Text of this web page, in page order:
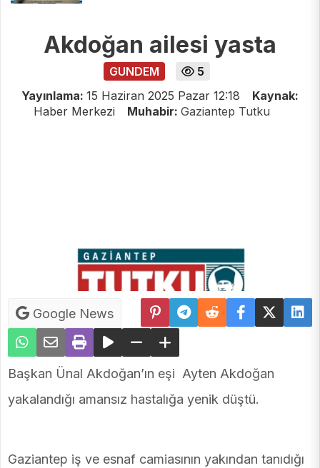
Akdoğan ailesi yasta
GUNDEM
5
Yayınlama: 15 Haziran 2025 Pazar 12:18
Kaynak:
Haber Merkezi
Muhabir: Gaziantep Tutku
Google News
Başkan Ünal Akdoğan’ın eşi Ayten Akdoğan
yakalandığı amansız hastalığa yenik düştü.
Gaziantep iş ve esnaf camiasının yakından tanıdığı